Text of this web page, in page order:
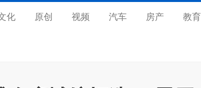
化 原创 视频 汽车 房产 教育